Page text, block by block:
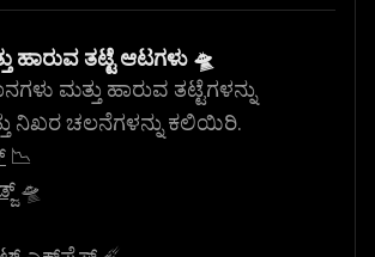
ಹಾರುವ ತಟ್ಟೆ ಆಟಗಳು 🛸
ಮತ್ತು ಹಾರುವ ತಟ್ಟೆಗಳನ್ನು
ನಿಖರ ಚಲನೆಗಳನ್ನು ಕಲಿಯಿರಿ.
📉
🛸